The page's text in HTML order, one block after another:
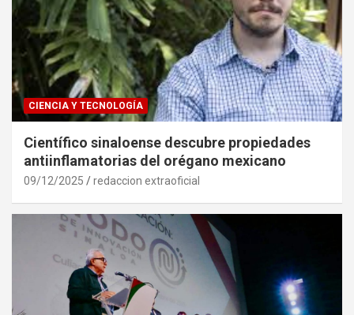
CIENCIA Y TECNOLOGÍA
Científico sinaloense descubre propiedades
antiinflamatorias del orégano mexicano
09/12/2025 redaccion extraoficial